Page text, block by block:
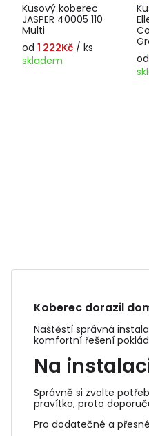
Kusový koberec
JASPER 40005 110
Multi
od 1 222Kč / ks
skladem
od
Koberec dorazil
Naštěstí správná
komfortní řešení
Na
Správně si zvolte
pravítko, proto
Pro dodatečné a